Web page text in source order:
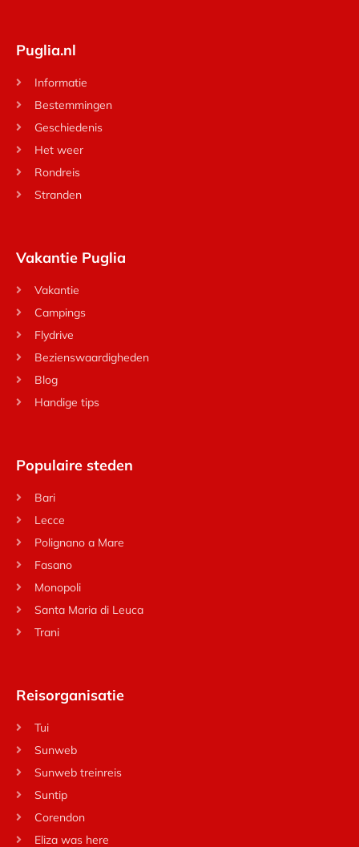
Puglia.nl
Informatie
Bestemmingen
Geschiedenis
Het weer
Rondreis
Stranden
Vakantie Puglia
Vakantie
Campings
Flydrive
Bezienswaardigheden
Blog
Handige tips
Populaire steden
Bari
Lecce
Polignano a Mare
Fasano
Monopoli
Santa Maria di Leuca
Trani
Reisorganisatie
Tui
Sunweb
Sunweb treinreis
Suntip
Corendon
Eliza was here